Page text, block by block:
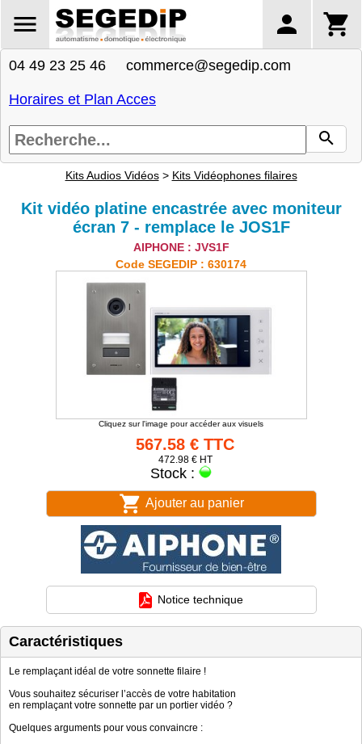
04 49 23 25 46 commerce@segedip.com
Horaires et Plan Acces
Kits Audios Vidéos> Kits Vidéophones filaires
Kit vidéo platine encastrée avec moniteur
écran 7 - remplace le JOS1F
AIPHONE : JVS1F
Code SEGEDIP : 630174
Cliquez sur l'image pour accéder aux visuels
567.58 € TTC
472.98 € HT
Stock :
Ajouter au panier
Notice technique
Caractéristiques
Le remplaçant idéal de votre sonnette filaire !
Vous souhaitez sécuriser l’accès de votre habitation
en remplaçant votre sonnette par un portier vidéo ?
Quelques arguments pour vous convaincre :